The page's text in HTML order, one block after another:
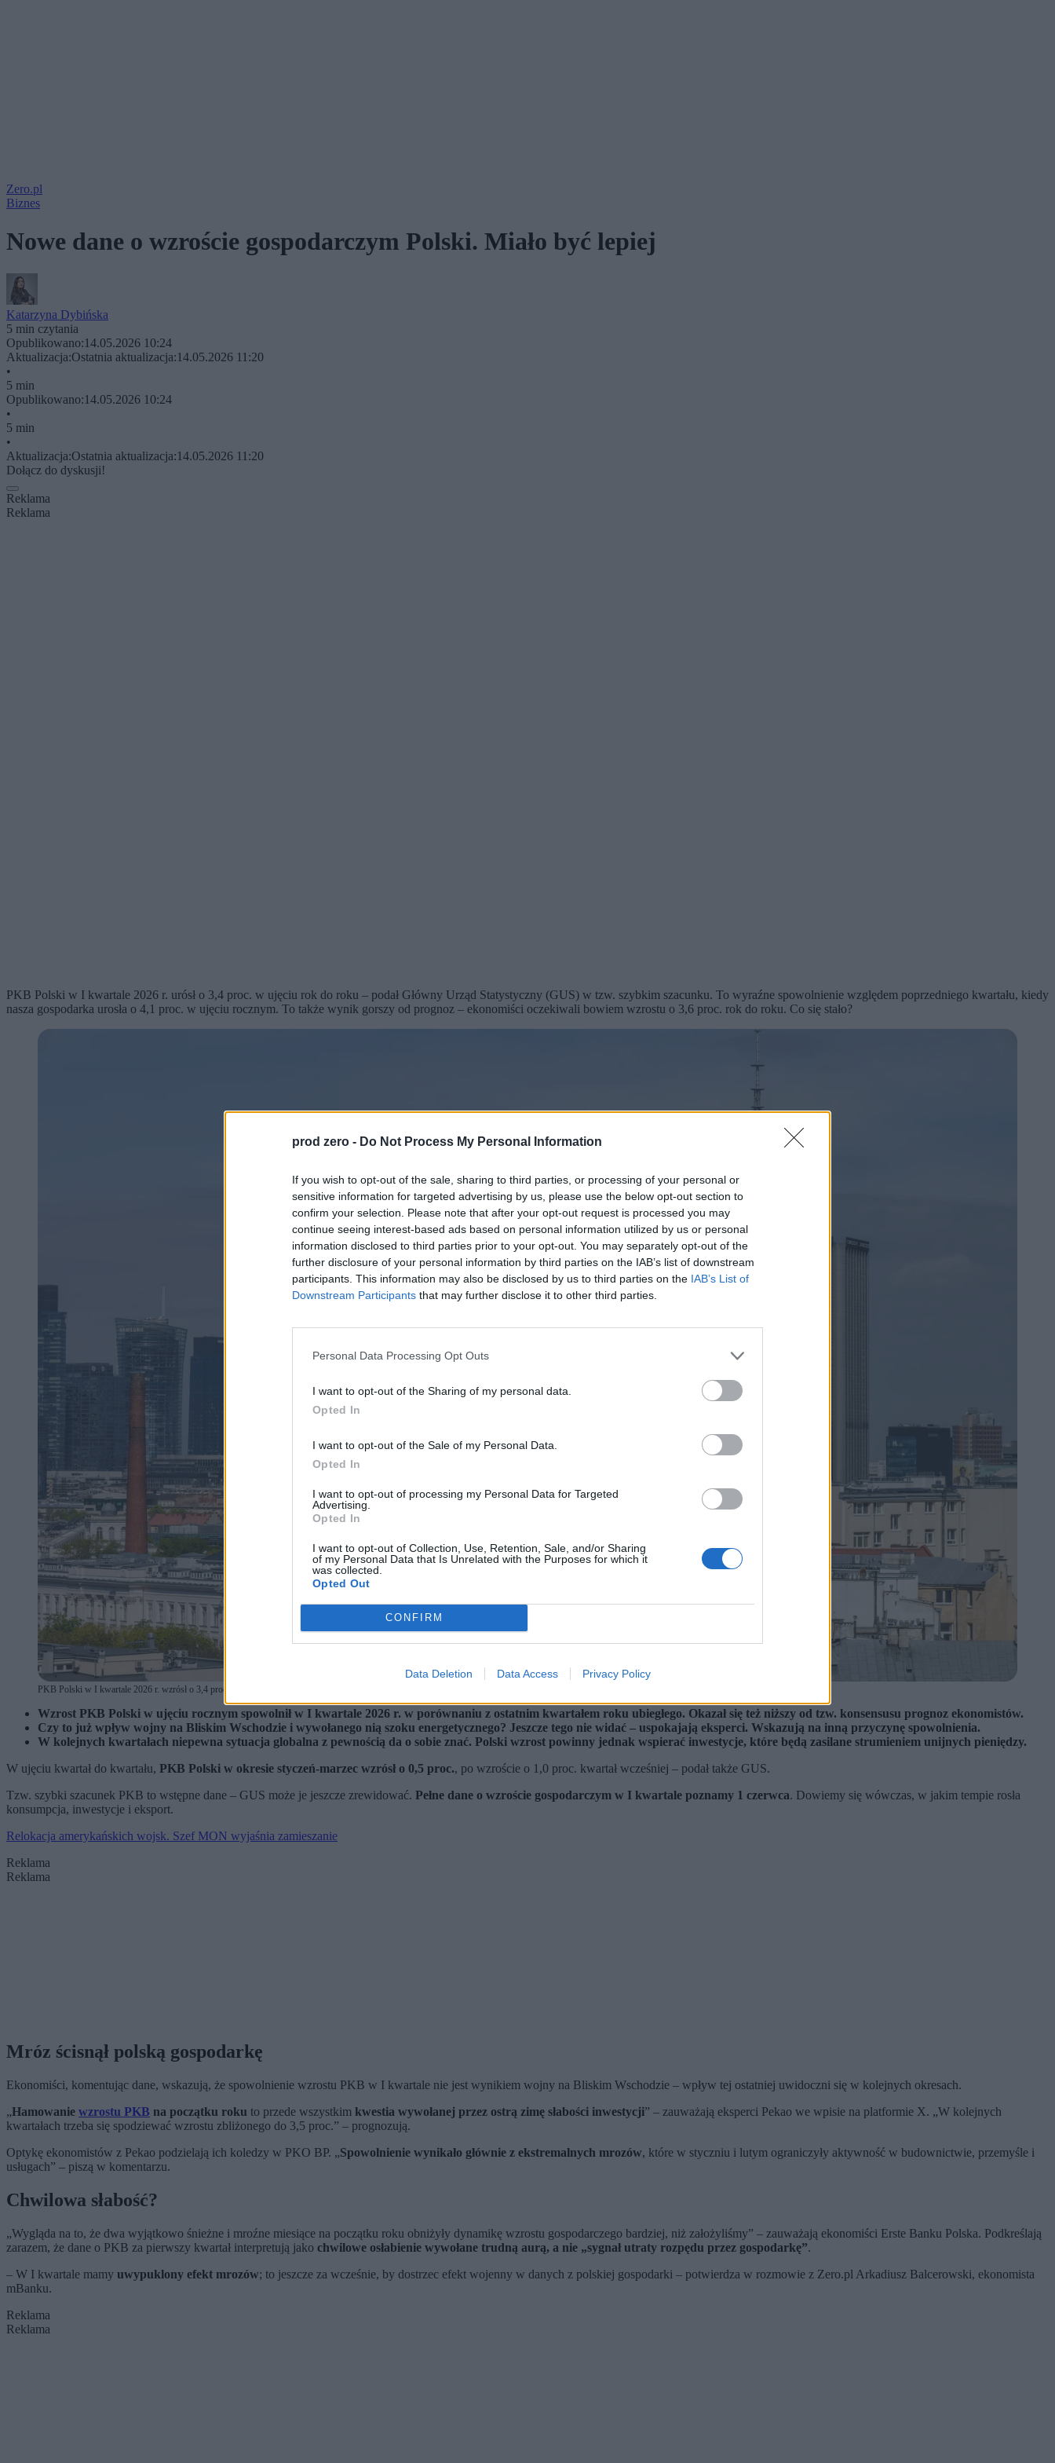
prod zero - Do Not Process My Personal Information
If you wish to opt-out of the sale, sharing to third parties, or processing of your personal or
sensitive information for targeted advertising by us, please use the below opt-out section to
confirm your selection. Please note that after your opt-out request is processed you may
continue seeing interest-based ads based on personal information utilized by us or personal
information disclosed to third parties prior to your opt-out. You may separately opt-out of the
further disclosure of your personal information by third parties on the IAB’s list of downstream
participants. This information may also be disclosed by us to third parties on the IAB’s List of
Downstream Participants that may further disclose it to other third parties.
Personal Data Processing Opt Outs
I want to opt-out of the Sharing of my personal data.
Opted In
I want to opt-out of the Sale of my Personal Data.
Opted In
I want to opt-out of processing my Personal Data for Targeted
Advertising.
Opted In
I want to opt-out of Collection, Use, Retention, Sale, and/or Sharing
of my Personal Data that Is Unrelated with the Purposes for which it
was collected.
Opted Out
CONFIRM
Data Deletion Data Access Privacy Policy
Zero.pl
Biznes
Nowe dane o wzroście gospodarczym Polski. Miało być lepiej
Katarzyna Dybińska
5 min czytania
Opublikowano:14.05.2026 10:24
Aktualizacja:Ostatnia aktualizacja:14.05.2026 11:20
•
5 min
Opublikowano:14.05.2026 10:24
•
5 min
•
Aktualizacja:Ostatnia aktualizacja:14.05.2026 11:20
Dołącz do dyskusji!
Reklama
Reklama
PKB Polski w I kwartale 2026 r. urósł o 3,4 proc. w ujęciu rok do roku – podał Główny Urząd Statystyczny (GUS) w tzw. szybkim szacunku. To wyraźne spowolnienie względem poprzedniego kwartału, kiedy
nasza gospodarka urosła o 4,1 proc. w ujęciu rocznym. To także wynik gorszy od prognoz – ekonomiści oczekiwali bowiem wzrostu o 3,6 proc. rok do roku. Co się stało?
PKB Polski w I kwartale 2026 r. wzrósł o 3,4 proc. rok do roku – wynika z szybkiego szacunku GUS (fot. Albert Zawada / PAP)
Wzrost PKB Polski w ujęciu rocznym spowolnił w I kwartale 2026 r. w porównaniu z ostatnim kwartałem roku ubiegłego. Okazał się też niższy od tzw. konsensusu prognoz ekonomistów.
Czy to już wpływ wojny na Bliskim Wschodzie i wywołanego nią szoku energetycznego? Jeszcze tego nie widać – uspokajają eksperci. Wskazują na inną przyczynę spowolnienia.
W kolejnych kwartałach niepewna sytuacja globalna z pewnością da o sobie znać. Polski wzrost powinny jednak wspierać inwestycje, które będą zasilane strumieniem unijnych pieniędzy.
W ujęciu kwartał do kwartału, PKB Polski w okresie styczeń-marzec wzrósł o 0,5 proc., po wzroście o 1,0 proc. kwartał wcześniej – podał także GUS.
Tzw. szybki szacunek PKB to wstępne dane – GUS może je jeszcze zrewidować. Pełne dane o wzroście gospodarczym w I kwartale poznamy 1 czerwca. Dowiemy się wówczas, w jakim tempie rosła
konsumpcja, inwestycje i eksport.
Relokacja amerykańskich wojsk. Szef MON wyjaśnia zamieszanie
Reklama
Reklama
Mróz ścisnął polską gospodarkę
Ekonomiści, komentując dane, wskazują, że spowolnienie wzrostu PKB w I kwartale nie jest wynikiem wojny na Bliskim Wschodzie – wpływ tej ostatniej uwidoczni się w kolejnych okresach.
„Hamowanie wzrostu PKB na początku roku to przede wszystkim kwestia wywołanej przez ostrą zimę słabości inwestycji” – zauważają eksperci Pekao we wpisie na platformie X. „W kolejnych
kwartałach trzeba się spodziewać wzrostu zbliżonego do 3,5 proc.” – prognozują.
Optykę ekonomistów z Pekao podzielają ich koledzy w PKO BP. „Spowolnienie wynikało głównie z ekstremalnych mrozów, które w styczniu i lutym ograniczyły aktywność w budownictwie, przemyśle i
usługach” – piszą w komentarzu.
Chwilowa słabość?
„Wygląda na to, że dwa wyjątkowo śnieżne i mroźne miesiące na początku roku obniżyły dynamikę wzrostu gospodarczego bardziej, niż założyliśmy” – zauważają ekonomiści Erste Banku Polska. Podkreślają
zarazem, że dane o PKB za pierwszy kwartał interpretują jako chwilowe osłabienie wywołane trudną aurą, a nie „sygnał utraty rozpędu przez gospodarkę”.
– W I kwartale mamy uwypuklony efekt mrozów; to jeszcze za wcześnie, by dostrzec efekt wojenny w danych z polskiej gospodarki – potwierdza w rozmowie z Zero.pl Arkadiusz Balcerowski, ekonomista
mBanku.
Reklama
Reklama